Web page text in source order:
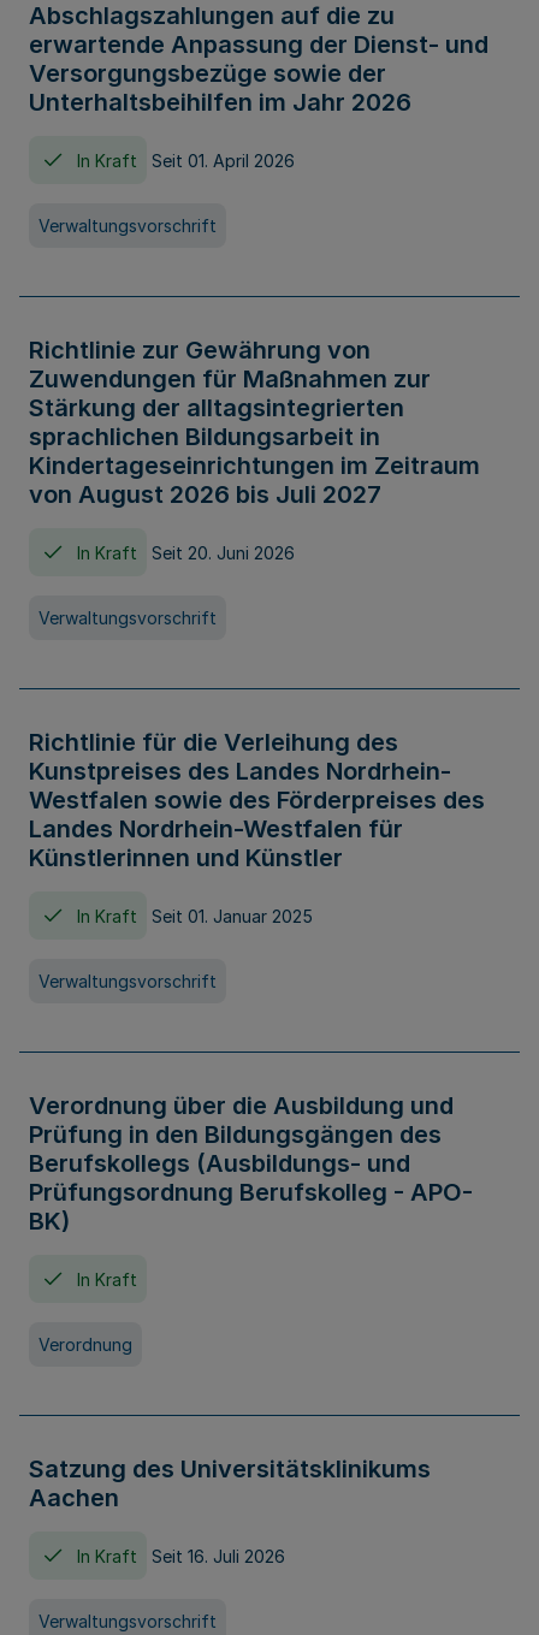
Abschlagszahlungen auf die zu
erwartende Anpassung der Dienst- und
Versorgungsbezüge sowie der
Unterhaltsbeihilfen im Jahr 2026
In Kraft Seit 01. April 2026
Verwaltungsvorschrift
Richtlinie zur Gewährung von
Zuwendungen für Maßnahmen zur
Stärkung der alltagsintegrierten
sprachlichen Bildungsarbeit in
Kindertageseinrichtungen im Zeitraum
von August 2026 bis Juli 2027
In Kraft Seit 20. Juni 2026
Verwaltungsvorschrift
Richtlinie für die Verleihung des
Kunstpreises des Landes Nordrhein-
Westfalen sowie des Förderpreises des
Landes Nordrhein-Westfalen für
Künstlerinnen und Künstler
In Kraft Seit 01. Januar 2025
Verwaltungsvorschrift
Verordnung über die Ausbildung und
Prüfung in den Bildungsgängen des
Berufskollegs (Ausbildungs- und
Prüfungsordnung Berufskolleg - APO-
BK)
In Kraft
Verordnung
Satzung des Universitätsklinikums
Aachen
In Kraft Seit 16. Juli 2026
Verwaltungsvorschrift